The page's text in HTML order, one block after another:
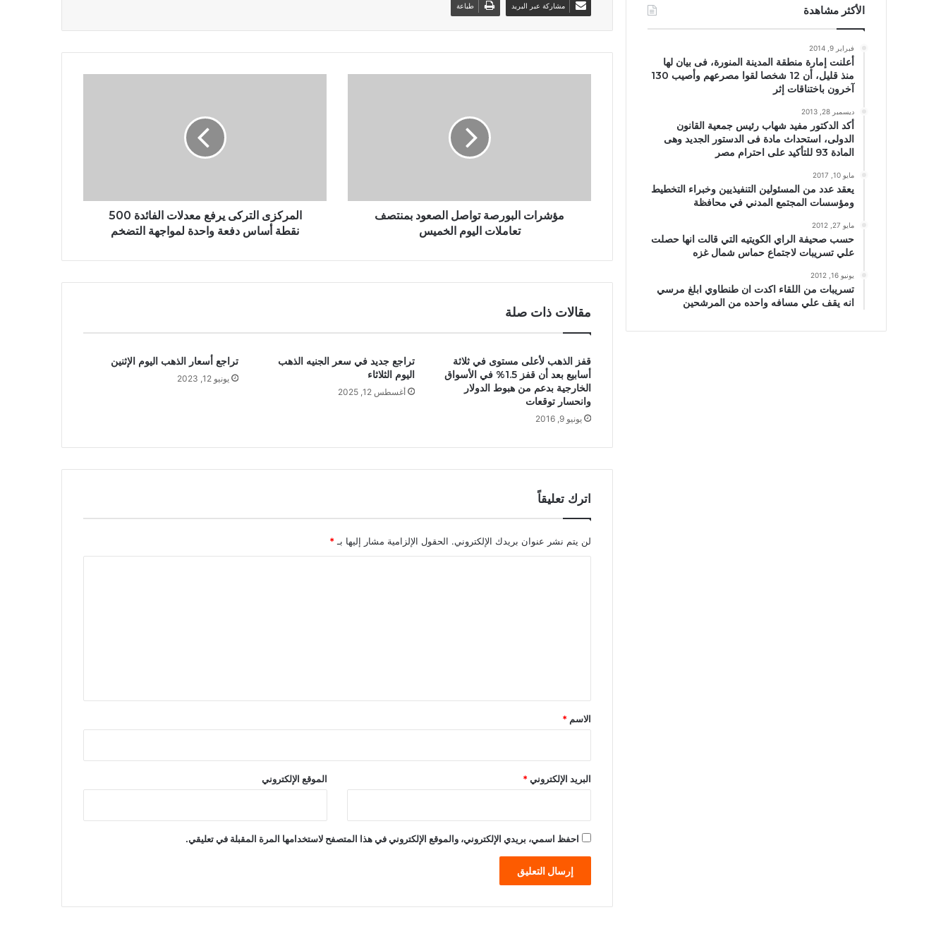
مشاركة عبر البريد طباعة
مؤشرات البورصة تواصل الصعود بمنتصف
تعاملات اليوم الخميس
المركزى التركى يرفع معدلات الفائدة 500
نقطة أساس دفعة واحدة لمواجهة التضخم
مقالات ذات صلة
قفز الذهب لأعلى مستوى في ثلاثة
أسابيع بعد أن قفز 1.5% في الأسواق
الخارجية بدعم من هبوط الدولار
وانحسار توقعات
يونيو 9, 2016
تراجع جديد في سعر الجنيه الذهب
اليوم الثلاثاء
أغسطس 12, 2025
تراجع أسعار الذهب اليوم الإثنين
يونيو 12, 2023
اترك تعليقاً
لن يتم نشر عنوان بريدك الإلكتروني. الحقول الإلزامية مشار إليها بـ *
*
الاسم *
البريد الإلكتروني* الموقع الإلكتروني
احفظ اسمي، بريدي الإلكتروني، والموقع الإلكتروني في هذا المتصفح لاستخدامها المرة المقبلة في تعليقي.
الأكثر مشاهدة
فبراير 9, 2014
أعلنت إمارة منطقة المدينة المنورة، فى بيان لها
منذ قليل، أن 12 شخصا لقوا مصرعهم وأصيب 130
آخرون باختناقات إثر
ديسمبر 28, 2013
أكد الدكتور مفيد شهاب رئيس جمعية القانون
الدولى، استحداث مادة فى الدستور الجديد وهى
المادة 93 للتأكيد على احترام مصر
مايو 10, 2017
يعقد عدد من المسئولين التنفيذيين وخبراء التخطيط
ومؤسسات المجتمع المدني في محافظة
مايو 27, 2012
حسب صحيفة الراي الكويتيه التي قالت انها حصلت
علي تسريبات لاجتماع حماس شمال غزه
يونيو 16, 2012
تسريبات من اللقاء اكدت ان طنطاوي ابلغ مرسي
انه يقف علي مسافه واحده من المرشحين